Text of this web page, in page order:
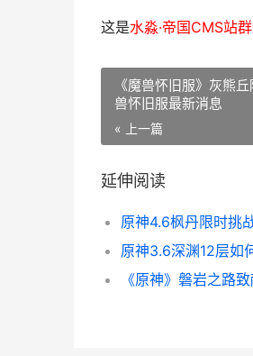
这是水淼·帝国CMS站
《魔兽怀旧服》灰熊
兽怀旧服最新消息
« 上一篇
延伸阅读
原神4.6枫丹限时挑
原神3.6深渊12层如